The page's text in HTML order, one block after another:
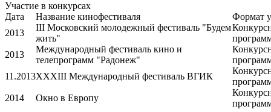
Участие в конкурсах
Дата
Название кинофестиваля
Формат
2013
III Московский молодежный фестиваль "Будем
жить"
2013
Международный фестиваль кино и
телепрограмм "Радонеж"
11.2013XXXIII Международный фестиваль ВГИК
2014
Окно в Европу